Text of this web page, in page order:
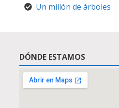
Un millón de árboles
DÓNDE ESTAMOS